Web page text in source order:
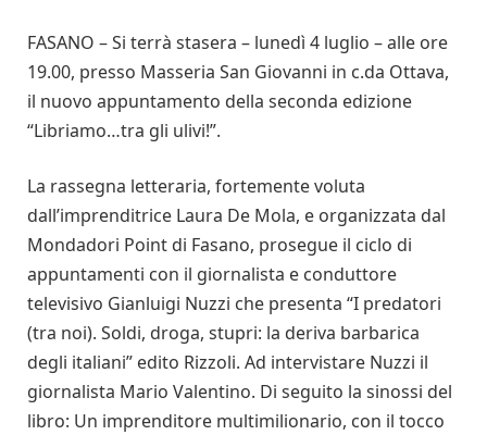
FASANO – Si terrà stasera – lunedì 4 luglio – alle ore
19.00, presso Masseria San Giovanni in c.da Ottava,
il nuovo appuntamento della seconda edizione
“Libriamo…tra gli ulivi!”.
La rassegna letteraria, fortemente voluta
dall’imprenditrice Laura De Mola, e organizzata dal
Mondadori Point di Fasano, prosegue il ciclo di
appuntamenti con il giornalista e conduttore
televisivo Gianluigi Nuzzi che presenta “I predatori
(tra noi). Soldi, droga, stupri: la deriva barbarica
degli italiani” edito Rizzoli. Ad intervistare Nuzzi il
giornalista Mario Valentino. Di seguito la sinossi del
libro: Un imprenditore multimilionario, con il tocco